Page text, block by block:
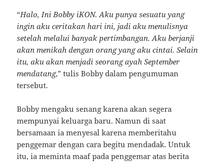
“Halo, Ini Bobby iKON. Aku punya sesuatu yang
ingin aku ceritakan hari ini, jadi aku menulisnya
setelah melalui banyak pertimbangan. Aku berjanji
akan menikah dengan orang yang aku cintai. Selain
itu, aku akan menjadi seorang ayah September
mendatang,” tulis Bobby dalam pengumuman
tersebut.
Bobby mengaku senang karena akan segera
mempunyai keluarga baru. Namun di saat
bersamaan ia menyesal karena memberitahu
penggemar dengan cara begitu mendadak. Untuk
itu, ia meminta maaf pada penggemar atas berita